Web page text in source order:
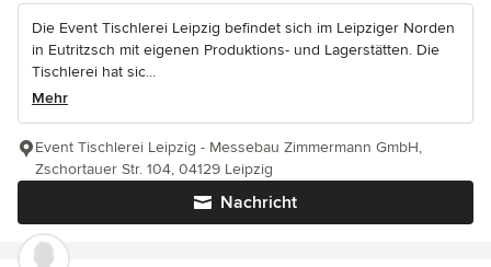
Die Event Tischlerei Leipzig befindet sich im Leipziger Norden
in Eutritzsch mit eigenen Produktions- und Lagerstätten. Die
Tischlerei hat sic...
Mehr
Nachricht
Event Tischlerei Leipzig - Messebau Zimmermann GmbH,
Zschortauer Str. 104, 04129 Leipzig